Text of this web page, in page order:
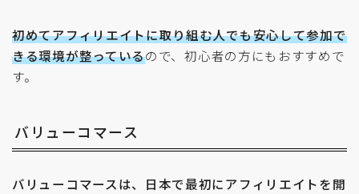
初めてアフィリエイトに取り組む人でも安心して参加で
きる環境が整っているので、初心者の方にもおすすめで
す。
バリューコマース
バリューコマースは、日本で最初にアフィリエイトを開